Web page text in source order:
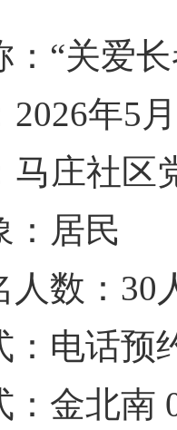
：“关爱
年5
庄社区
：居民
人数：30
：电话预
金北南